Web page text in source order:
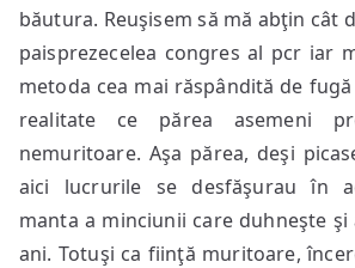
băutura. Reuşisem să mă abţin cât
paisprezecelea congres al pcr iar
metoda cea mai răspândită de
realitate ce părea asemeni
nemuritoare. Aşa părea, deşi
aici lucrurile se desfăşurau în
manta a minciunii care duhneşte şi
ani. Totuşi ca fiinţă muritoare,